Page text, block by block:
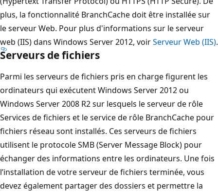
plus, la fonctionnalité BranchCache doit être installée sur
le serveur Web. Pour plus d'informations sur le serveur
web (IIS) dans Windows Server 2012, voirServeur Web (IIS).
Serveurs de fichiers
Parmi les serveurs de fichiers pris en charge figurent les
ordinateurs qui exécutent Windows Server 2012 ou
Windows Server 2008 R2 sur lesquels le serveur de rôle
Services de fichiers et le service de rôle BranchCache pour
fichiers réseau sont installés. Ces serveurs de fichiers
utilisent le protocole SMB (Server Message Block) pour
échanger des informations entre les ordinateurs. Une fois
l’installation de votre serveur de fichiers terminée, vous
devez également partager des dossiers et permettre la